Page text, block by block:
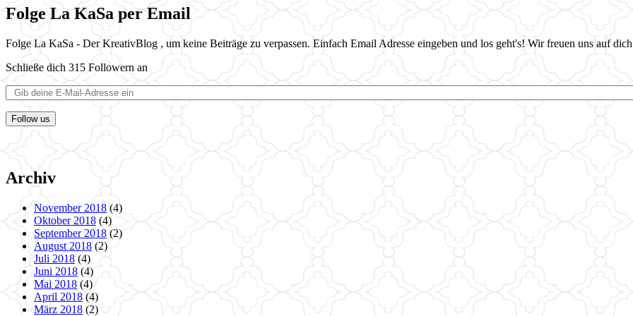
Folge La KaSa per Email
Folge La KaSa - Der KreativBlog , um keine Beiträge zu verpassen. Einfach Email Adresse eingeben und los geht's! Wir freuen uns auf
Schließe dich 315 Followern an
Follow us
Archiv
November 2018 (4)
Oktober 2018 (4)
September 2018 (2)
August 2018(2)
Juli 2018 (4)
Juni 2018 (4)
Mai 2018(4)
April 2018(4)
März 2018 (2)